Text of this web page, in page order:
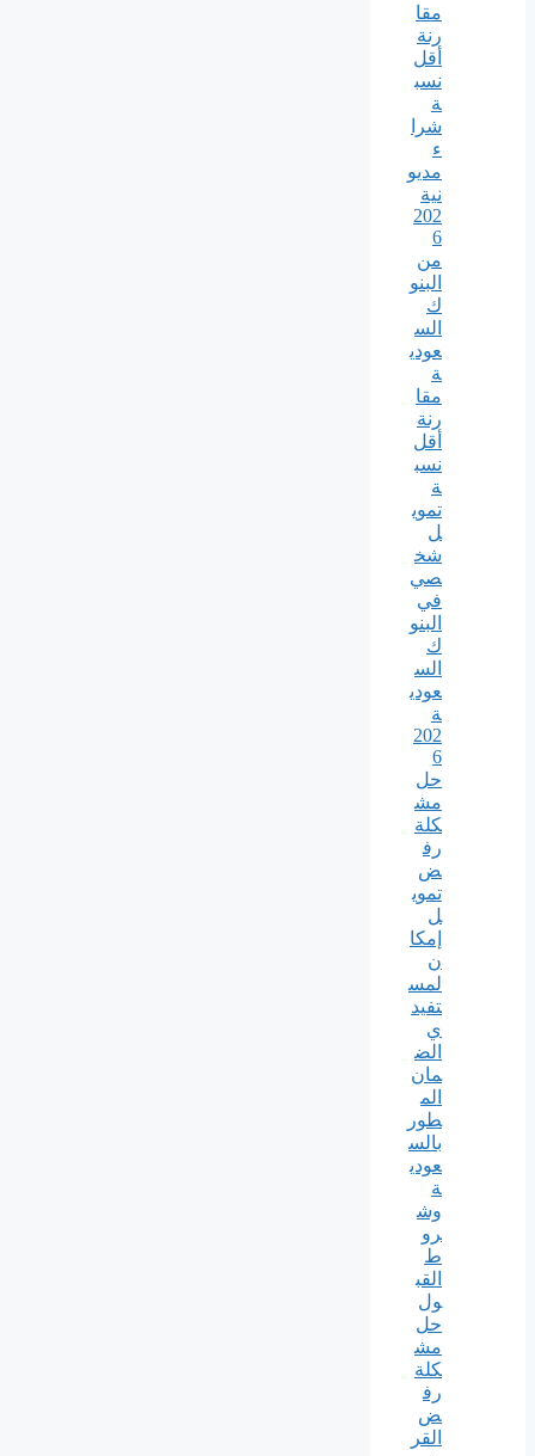
مقا
رنة
أقل
نسب
ة
شرا
ء
مديو
نية
202
6
من
البنو
ك
الس
عودي
ة
مقا
رنة
أقل
نسب
ة
تموي
ل
شخ
صي
في
البنو
ك
الس
عودي
ة
202
6
حل
مش
كلة
رف
ض
تموي
ل
إمكا
ن
لمس
تفيد
ي
الض
مان
الم
طور
بالس
عودي
ة
وش
رو
ط
القب
ول
حل
مش
كلة
رف
ض
القر